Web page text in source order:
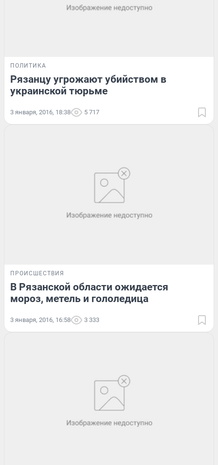
ПОЛИТИКА
Рязанцу угрожают убийством в
украинской тюрьме
3 января, 2016, 18:38 5 717
ПРОИСШЕСТВИЯ
В Рязанской области ожидается
мороз, метель и гололедица
3 января, 2016, 16:58 3 333